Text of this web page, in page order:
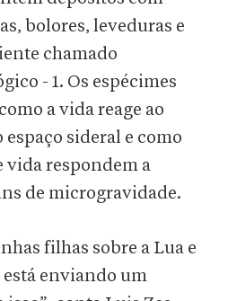
bolores, leveduras e
chamado
- 1. Os espécimes
a vida reage ao
sideral e como
vida respondem a
de microgravidade.
filhas sobre a Lua e
enviando um